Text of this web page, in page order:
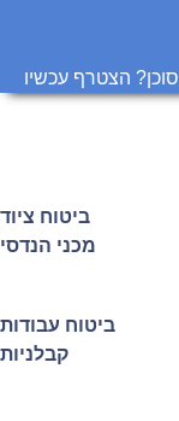
סוכן? הצטרף עכשיו
ביטוח ציוד
מכני הנדסי
ביטוח עבודות
קבלניות